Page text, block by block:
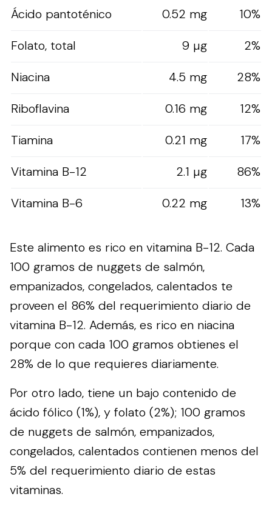
Ácido pantoténico 0.52 mg
10%
Folato, total
9 µg
2%
Niacina
4.5 mg
28%
Riboflavina
0.16 mg
12%
Tiamina
0.21 mg
17%
Vitamina B-12
2.1 µg
86%
Vitamina B-6
0.22 mg 13%
Este alimento es rico en vitamina B-12. Cada
100 gramos de nuggets de salmón,
empanizados, congelados, calentados te
proveen el 86% del requerimiento diario de
vitamina B-12. Además, es rico en niacina
porque con cada 100 gramos obtienes el
28% de lo que requieres diariamente.
Por otro lado, tiene un bajo contenido de
ácido fólico (1%), y folato (2%); 100 gramos
de nuggets de salmón, empanizados,
congelados, calentados contienen menos del
5% del requerimiento diario de estas
vitaminas.